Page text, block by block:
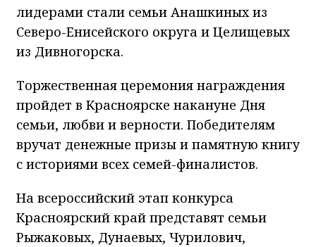
лидерами стали семьи Анашкиных из
Северо-Енисейского округа и Целищевых
из Дивногорска.
Торжественная церемония награждения
пройдет в Красноярске накануне Дня
семьи, любви и верности. Победителям
вручат денежные призы и памятную книгу
с историями всех семей-финалистов.
На всероссийский этап конкурса
Красноярский край представят семьи
Рыжаковых, Дунаевых, Чурилович,